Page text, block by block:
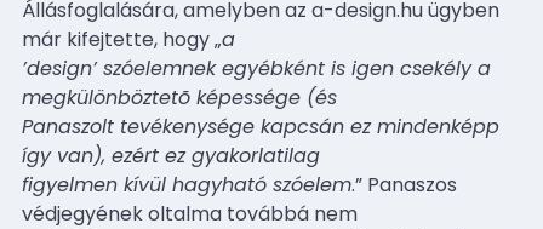
Állásfoglalására, amelyben az a-design.hu ügyben
már kifejtette, hogy „a
’design’ szóelemnek egyébként is igen csekély a
megkülönböztetõ képessége (és
Panaszolt tevékenysége kapcsán ez mindenképp
így van), ezért ez gyakorlatilag
figyelmen kívül hagyható szóelem.” Panaszos
védjegyének oltalma továbbá nem